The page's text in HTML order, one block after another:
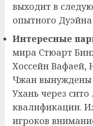
выходит в
опытного
Интересные
мира Стюарт
Хоссейн Вафаей,
Чжан вынуждены
Ухань через сито
квалификации.
игроков